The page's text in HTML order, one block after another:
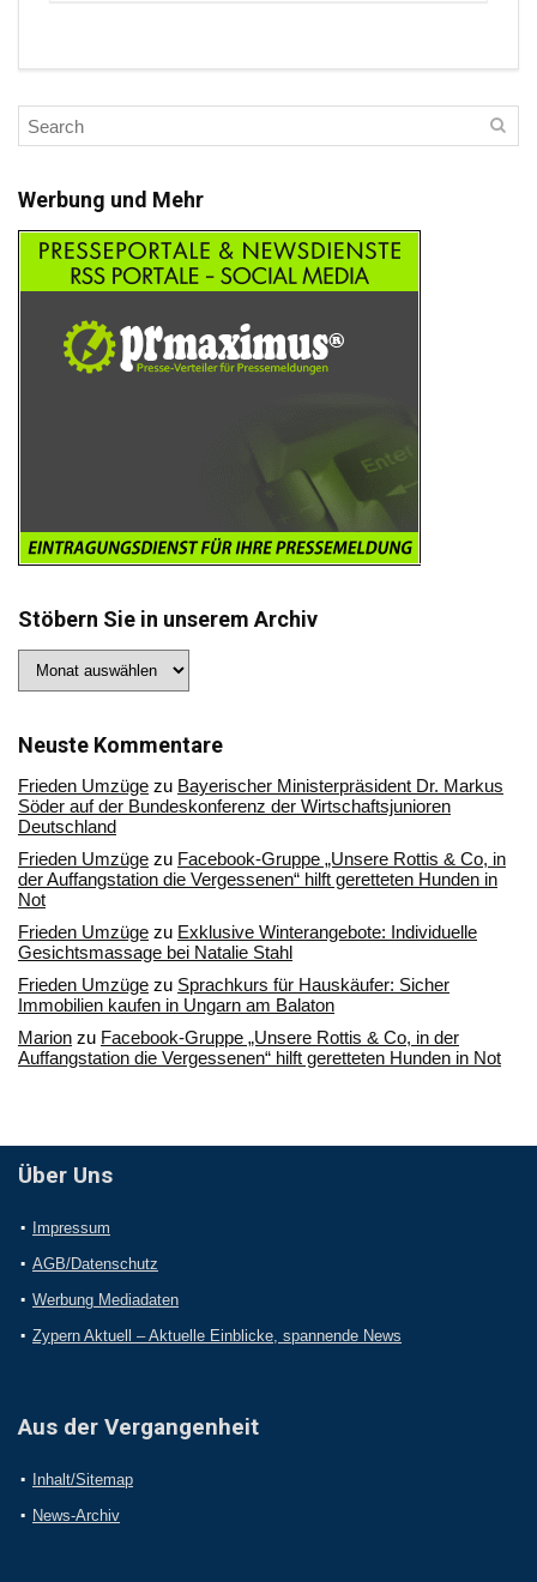
Werbung und Mehr
Stöbern Sie in unserem Archiv
Sie
Archiv
Neuste Kommentare
Frieden Umzüge zu Bayerischer Ministerpräsident Dr. Markus
Söder auf der Bundeskonferenz der Wirtschaftsjunioren
Deutschland
Frieden Umzüge zu Facebook-Gruppe „Unsere Rottis & Co, in
der Auffangstation die Vergessenen“ hilft geretteten Hunden in
Not
Frieden Umzüge zu Exklusive Winterangebote: Individuelle
Gesichtsmassage bei Natalie Stahl
Frieden Umzüge zu Sprachkurs für Hauskäufer: Sicher
Immobilien kaufen in Ungarn am Balaton
Marion zu Facebook-Gruppe „Unsere Rottis & Co, in der
Auffangstation die Vergessenen“ hilft geretteten Hunden in Not
Über Uns
Impressum
AGB/Datenschutz
Werbung Mediadaten
Zypern Aktuell – Aktuelle Einblicke, spannende News
Aus der Vergangenheit
Inhalt/Sitemap
News-Archiv